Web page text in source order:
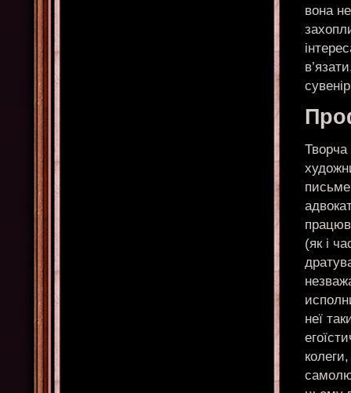
вона
Творча
(як і
неї